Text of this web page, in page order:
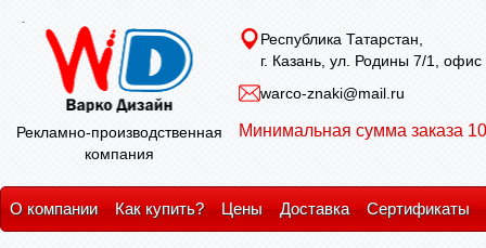
Рекламно-производственная
компания
Республика Татарстан,
г. Казань, ул. Родины 7/1, офис
warco-znaki@mail.ru
Минимальная сумма заказа
О компании Как купить? Цены Доставка Сертификаты